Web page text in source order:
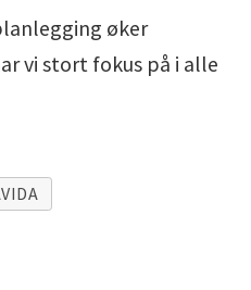
øker
vi stort fokus på i alle